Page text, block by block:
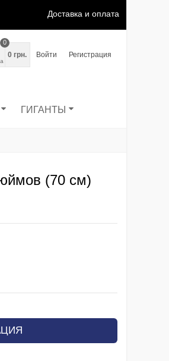
Доставка и оплата
0
0 грн. Войти Регистрация
ГИГАНТЫ
(70 см)